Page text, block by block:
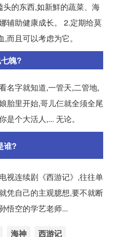
的东西,如新鮮的蔬菜、海
辅助健康成长。 2.定期给莫
而且可以考虑为它。
魄?
字就知道,一管天,二管地,
胎里开始,哥儿仨就全须全尾
是个大活人,... 无论。
谁?
视连续剧《西游记》,往往单
凭自己的主观臆想,要不就断
悟空的学艺老师...
海神 西游记